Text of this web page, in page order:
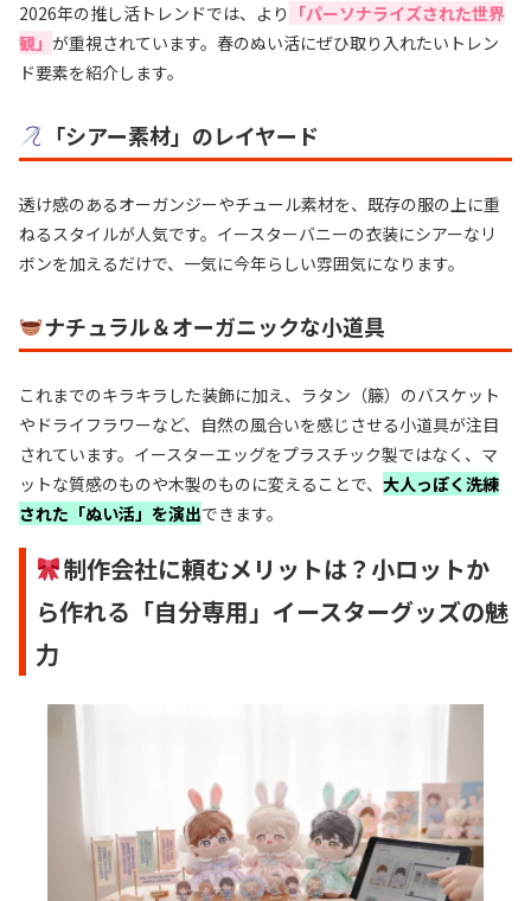
2026年の推し活トレンドでは、より 「パーソナライズされた世界
観」 が重視されています。春のぬい活にぜひ取り入れたいトレン
ド要素を紹介します。
「シアー素材」のレイヤード
透け感のあるオーガンジーやチュール素材を、既存の服の上に重
ねるスタイルが人気です。イースターバニーの衣装にシアーなリ
ボンを加えるだけで、一気に今年らしい雰囲気になります。
ナチュラル＆オーガニックな小道具
これまでのキラキラした装飾に加え、ラタン（籐）のバスケット
やドライフラワーなど、自然の風合いを感じさせる小道具が注目
されています。イースターエッグをプラスチック製ではなく、マ
ットな質感のものや木製のものに変えることで、 大人っぽく洗練
された「ぬい活」を演出できます。
制作会社に頼むメリットは？小ロットか
ら作れる「自分専用」イースターグッズの魅
力